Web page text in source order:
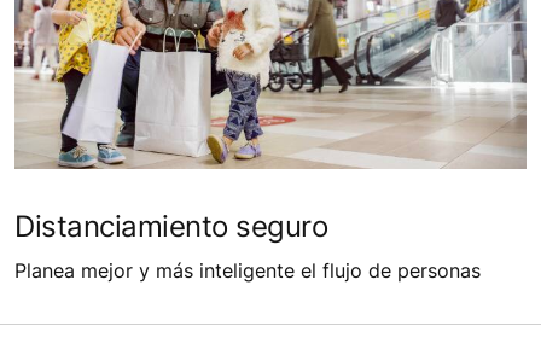
Distanciamiento seguro
Planea mejor y más inteligente el flujo de personas